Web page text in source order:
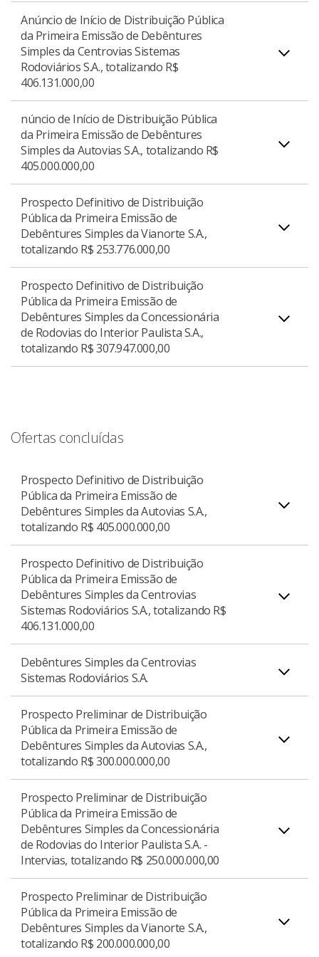
Download do Prospecto Definitivo PDF
Download do Prospecto Definitivo PDF
Anúncio de Início de Distribuição Pública da
Primeira Emissão de Debêntures Simples da
Concessionária de Rodovias do Interior Paulista
S.A., totalizando R$ 307.947.000,00.
Anúncio de Início de Distribuição Pública
da Primeira Emissão de Debêntures
Simples da Centrovias Sistemas
Rodoviários S.A., totalizando R$
406.131.000,00
Anúncio de Início de Distribuição Pública da
Centrovias Sistemas Rodoviários S.A., totalizando
R$ 406.131.000,00.
núncio de Início de Distribuição Pública
da Primeira Emissão de Debêntures
Simples da Autovias S.A., totalizando R$
405.000.000,00
Anúncio de Início de Distribuição Pública da
Autovias S.A., totalizando R$ 405.000.000,00.
Download do Anúncio de Início
Prospecto Definitivo de Distribuição
Pública da Primeira Emissão de
Debêntures Simples da Vianorte S.A.,
totalizando R$ 253.776.000,00
Prospecto Definitivo de Distribuição Pública da
Primeira Emissão de Debêntures Simples da
Vianorte S.A., totalizando R$ 253.776.000,00.
Prospecto Definitivo de Distribuição
Pública da Primeira Emissão de
Debêntures Simples da Concessionária
de Rodovias do Interior Paulista S.A.,
totalizando R$ 307.947.000,00
Primeira Emissão de Debêntures Simples da
S.A., totalizando R$ 307.947.000,00.
Download do Prospecto Definitivo PDF
Ofertas concluídas
Prospecto Definitivo de Distribuição
Pública da Primeira Emissão de
Debêntures Simples da Autovias S.A.,
totalizando R$ 405.000.000,00
Prospecto Definitivo de Distribuição Pública da
Primeira Emissão de Debêntures Simples da
Autovias S.A., totalizando R$ 405.000.000,00.
Donwload do Prospecto Definitivo
Prospecto Definitivo de Distribuição
Pública da Primeira Emissão de
Debêntures Simples da Centrovias
Sistemas Rodoviários S.A., totalizando R$
406.131.000,00
Prospecto Definitivo de Distribuição Pública da
Primeira Emissão de Debêntures Simples da
Centrovias Sistemas Rodoviários S.A., totalizando
R$ 406.131.000,00.
Download do Prospecto Definitivo
Debêntures Simples da Centrovias
Sistemas Rodoviários S.A.
Prospecto Preliminar de Distribuição Pública da
Centrovias Sistemas Rodoviários S.A., totalizando
R$ 350.000.000,00.
Prospecto Preliminar de Distribuição
Pública da Primeira Emissão de
Debêntures Simples da Autovias S.A.,
totalizando R$ 300.000.000,00
Prospecto Preliminar de Distribuição Pública da
Primeira Emissão de Debêntures Simples da
Autovias S.A., totalizando R$ 300.000.000,00.
Download do Prospecto Preliminar
Prospecto Preliminar de Distribuição
Pública da Primeira Emissão de
Debêntures Simples da Concessionária
de Rodovias do Interior Paulista S.A. -
Intervias, totalizando R$ 250.000.000,00
Prospecto Preliminar de Distribuição Pública da
Prospecto Preliminar de Distribuição
Pública da Primeira Emissão de
Debêntures Simples da Vianorte S.A.,
totalizando R$ 200.000.000,00